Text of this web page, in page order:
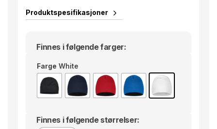
Produktspesifikasjoner
Finnes i følgende farger:
Farge White
Finnes i følgende størrelser: